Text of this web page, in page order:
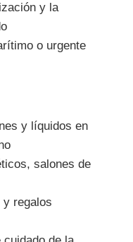
y la
o urgente
y líquidos en
salones de
y regalos